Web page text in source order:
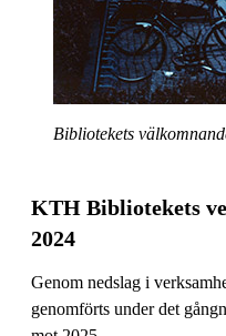
Bibliotekets
KTH Bibliotekets
2024
Genom nedslag i
genomförts under det